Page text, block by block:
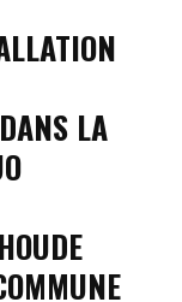
LA